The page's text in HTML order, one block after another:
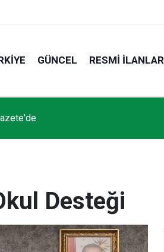
GÜNCEL RESMI İLANLAR
Desteği